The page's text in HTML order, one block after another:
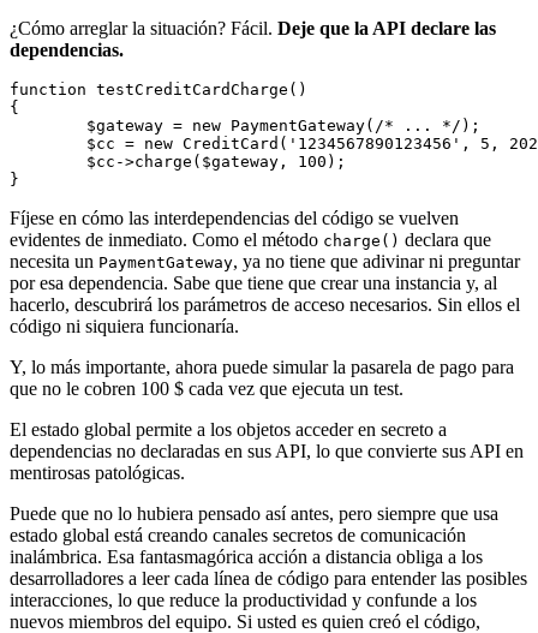
¿Cómo arreglar la situación? Fácil. Deje que la API declare las
dependencias.
function testCreditCardCharge()
{
Fíjese en cómo las interdependencias del código se vuelven
evidentes de inmediato. Como el método charge() declara que
necesita un PaymentGateway, ya no tiene que adivinar ni preguntar
por esa dependencia. Sabe que tiene que crear una instancia y, al
hacerlo, descubrirá los parámetros de acceso necesarios. Sin ellos el
código ni siquiera funcionaría.
Y, lo más importante, ahora puede simular la pasarela de pago para
que no le cobren 100 $ cada vez que ejecuta un test.
El estado global permite a los objetos acceder en secreto a
dependencias no declaradas en sus API, lo que convierte sus API en
mentirosas patológicas.
Puede que no lo hubiera pensado así antes, pero siempre que usa
estado global está creando canales secretos de comunicación
inalámbrica. Esa fantasmagórica acción a distancia obliga a los
desarrolladores a leer cada línea de código para entender las posibles
interacciones, lo que reduce la productividad y confunde a los
nuevos miembros del equipo. Si usted es quien creó el código,